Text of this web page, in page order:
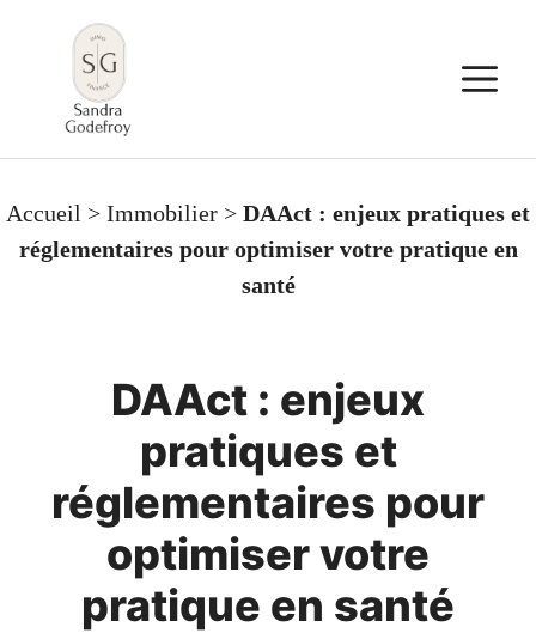
contenu
Accueil > Immobilier > DAAct : enjeux pratiques et
réglementaires pour optimiser votre pratique en
santé
DAAct : enjeux
pratiques et
réglementaires pour
optimiser votre
pratique en santé